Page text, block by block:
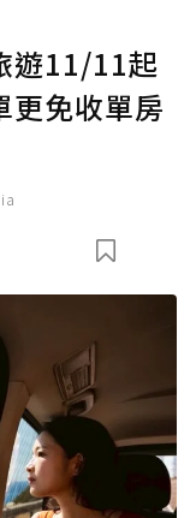
遊11/11起
更免收單房